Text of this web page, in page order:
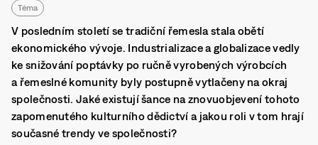
Téma
V posledním století se tradiční řemesla stala obětí
ekonomického vývoje. Industrializace a globalizace vedly
ke snižování poptávky po ručně vyrobených výrobcích
a řemeslné komunity byly postupně vytlačeny na okraj
společnosti. Jaké existují šance na znovuobjevení tohoto
zapomenutého kulturního dědictví a jakou roli v tom hrají
současné trendy ve společnosti?